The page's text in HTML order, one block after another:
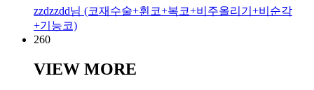
zzdzzdd님 (코재수술+휜코+복코+비주올리기+비순각
+기능코)
260
VIEW MORE